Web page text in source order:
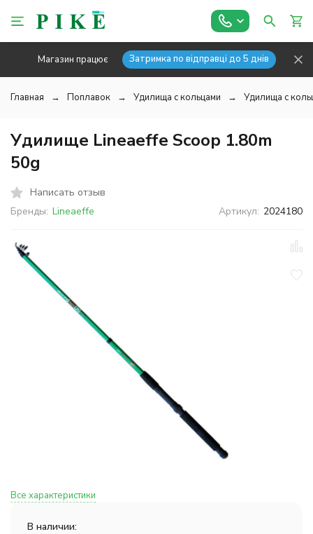
Магазин працює Затримка по відправці до 5 днів
Главная Поплавок Удилища с кольцами Удилища с
Удилище Lineaeffe Scoop 1.80m
50g
Написать отзыв
Бренды: Lineaeffe Артикул: 2024180
Все характеристики
В наличии: